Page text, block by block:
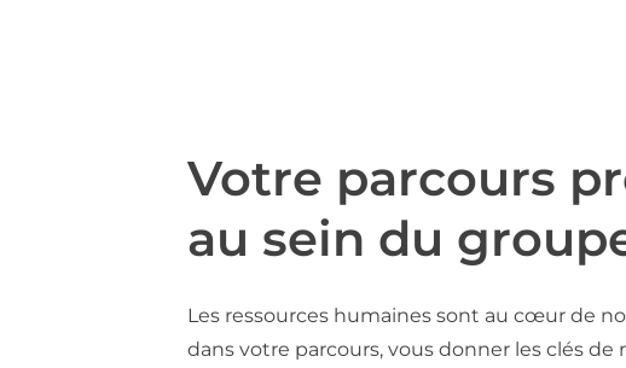
Votre parcours
au sein du
Les ressources humaines sont au cœur de
dans votre parcours, vous donner les clés de